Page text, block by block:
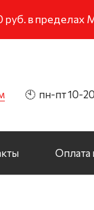
руб. в
🕙 пн-пт 10-20
Оплата